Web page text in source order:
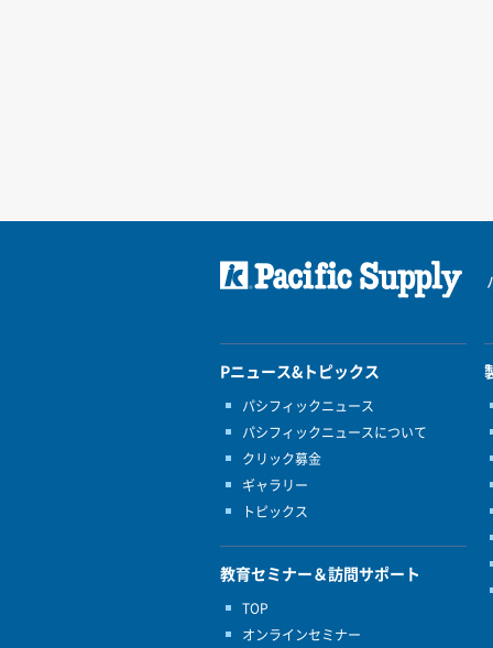
Pニュース&トピックス
パシフィックニュース
パシフィックニュースについて
クリック募金
ギャラリー
トピックス
教育セミナー＆訪問サポート
TOP
オンラインセミナー